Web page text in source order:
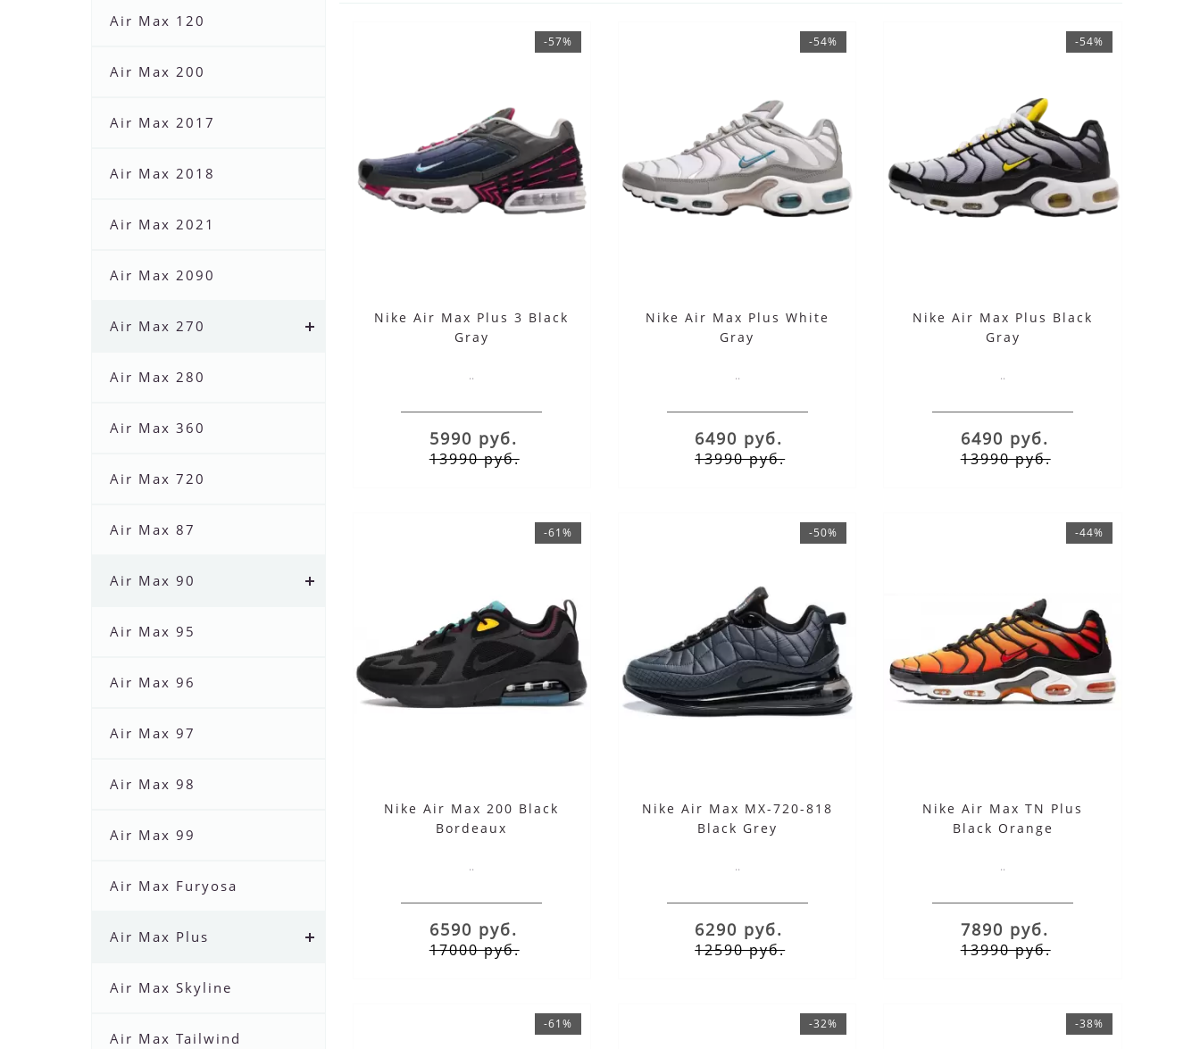
Air Max 120
Air Max 200
Air Max 2017
Air Max 2018
Air Max 2021
Air Max 2090
Air Max 270
Air Max 280
Air Max 360
Air Max 720
Air Max 87
Air Max 90
Air Max 95
Air Max 96
Air Max 97
Air Max 98
Air Max 99
Air Max Furyosa
Air Max Plus
Air Max Skyline
Air Max Tailwind
-57%
Nike Air Max Plus 3 Black
Gray
..
5990 руб.
13990 руб.
-54%
Nike Air Max Plus White
Gray
..
6490 руб.
13990 руб.
-54%
Nike Air Max Plus Black
Gray
..
6490 руб.
13990 руб.
-61%
Nike Air Max 200 Black
Bordeaux
..
6590 руб.
17000 руб.
-50%
Nike Air Max MX-720-818
Black Grey
..
6290 руб.
12590 руб.
-44%
Nike Air Max TN Plus
Black Orange
..
7890 руб.
13990 руб.
-61% -32% -38%